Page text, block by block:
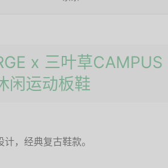
x 三叶草
闲运动板鞋
，经典复古鞋款。